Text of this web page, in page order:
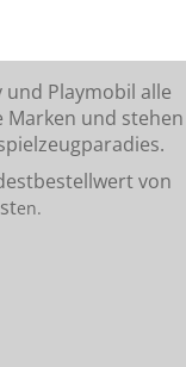
und Playmobil alle
Marken und stehen
von
en.